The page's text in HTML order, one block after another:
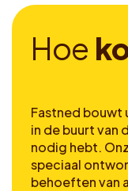
Hoe k
Fastned bouwt
in de buurt van
nodig hebt.
speciaal
behoeften van